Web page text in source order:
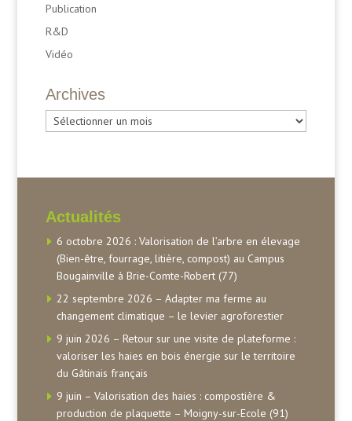
Publication
R&D
Vidéo
Archives
Archives
Actualités
6 octobre 2026 : Valorisation de l’arbre en élevage
(Bien-être, fourrage, litière, compost) au Campus
Bougainville à Brie-Comte-Robert (77)
22 septembre 2026 – Adapter ma ferme au
changement climatique – le levier agroforestier
9 juin 2026 – Retour sur une visite de plateforme :
valoriser les haies en bois énergie sur le territoire
du Gâtinais français
9 juin – Valorisation des haies : compostière &
production de plaquette – Moigny-sur-Ecole (91)